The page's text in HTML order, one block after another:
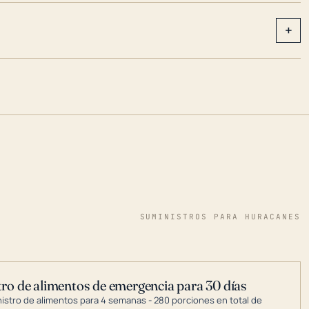
+
SUMINISTROS PARA HURACANES
de alimentos de emergencia para 30 días
de alimentos para 4 semanas - 280 porciones en total de